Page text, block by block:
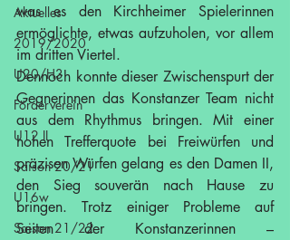
Aktuelles
2019/2020
U20/H3
Förderverein
U12 II
Saison 20/21
U16w
Saison 21/22
was es den Kirchheimer Spielerinnen
ermöglichte, etwas aufzuholen, vor allem
im dritten Viertel.
Dennoch konnte dieser Zwischenspurt der
Gegnerinnen das Konstanzer Team nicht
aus dem Rhythmus bringen. Mit einer
hohen Trefferquote bei Freiwürfen und
präzisen Würfen gelang es den Damen II,
den Sieg souverän nach Hause zu
bringen. Trotz einiger Probleme auf
Seiten der Konstanzerinnen –